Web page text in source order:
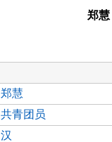
郑慧
郑慧
共青团员
汉